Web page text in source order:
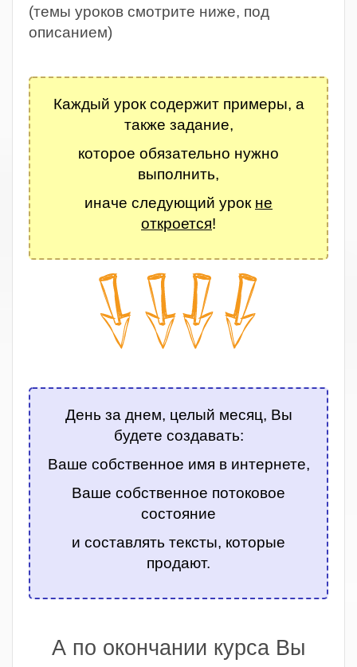
(темы уроков смотрите ниже, под
описанием)
Каждый урок содержит примеры, а
также задание,
которое обязательно нужно
выполнить,
иначе следующий урок не
откроется!
День за днем, целый месяц, Вы
будете создавать:
Ваше собственное имя в интернете,
Ваше собственное потоковое
состояние
и составлять тексты, которые
продают.
А по окончании курса Вы